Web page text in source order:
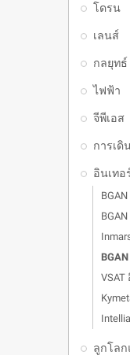
โดรน
เลนส์
กลยุทธ์
ไฟฟ้า
จีพีเอส
การเดิ
อินเทอ
VSAT
ลูกโล